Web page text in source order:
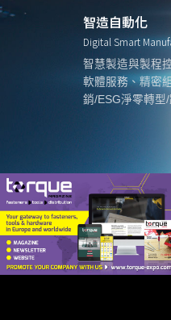
智造自動化
Digital Smart
智慧製造與製程
軟體服務、精密
銷/ESG淨零轉型